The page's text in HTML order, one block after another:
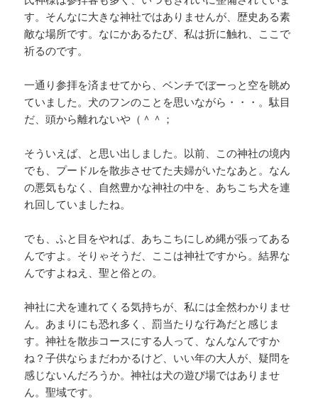
す。そんなに大きな神社ではありませんが、歴史ある素
敵な場所です。なにかあるたび、私は折に触れ、ここで
祈るのです。
一通り参拝を済ませてから、ベンチでぼーっと空を眺め
ていました。犬のフンのことを思いながら・・・。駄目
だ、頭から離れないや（＾＾；
そういえば、と思い出しました。以前、この神社の境内
でも、プードルを散歩させてた夫婦がいたなあと。なん
の悪気もなく、自然豊かな神社の中を、あちこち犬を連
れ回していましたね。
でも、ふと目をやれば、あちこちにしめ縄が張ってある
んですよ。そりゃそうだ、ここは神社ですから。結界な
んですよねえ、聖と俗との。
神社に犬を連れてくる気持ちが、私には全然わかりませ
ん。あまりにも恐れ多く、罰当たりな行為だと感じま
す。神社を散歩コースにする人って、なんなんですか
ね？子供ならまだわかるけど、いい年の大人が、疑問を
感じないんだろうか。神社は犬の遊び場ではありませ
ん。聖域です。